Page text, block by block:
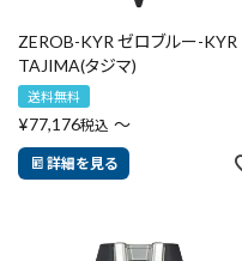
リセット
ZEROB-KYR ゼロブルー-KYR
TAJIMA(タジマ)
送料無料
¥77,176税込 〜
詳細を見る